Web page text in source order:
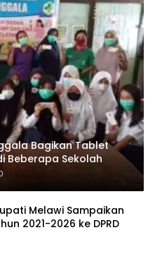
Bagikan Tablet
Beberapa Sekolah
Melawi Sampaikan
2021-2026 ke DPRD